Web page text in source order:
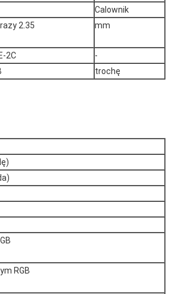
Calownik
2.35 mm
2C
-
trochę
RGB